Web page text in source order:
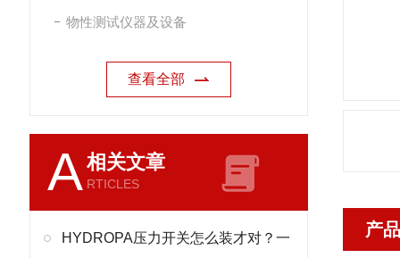
物性测试仪器及设备
查看全部
A相关文章
RTICLES
HYDROPA压力开关怎么装才对？一
产